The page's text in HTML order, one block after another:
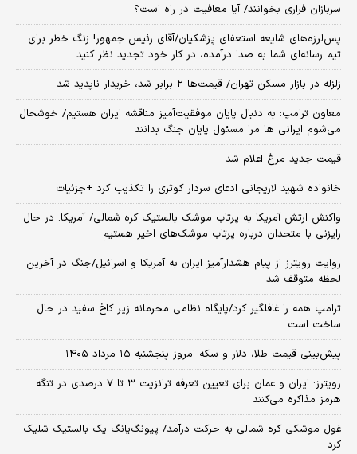
سربازان فراری بخوانند/ آیا معافیت در راه است؟
پس‌لرزه‌های شایعه استعفای پزشکیان/آقای رئیس جمهور! زنگ خطر برای
تیم رسانه‌ای شما به صدا درآمده، در کار خود تجدید نظر کنید
زلزله در بازار مسکن تهران/ قیمت‌ها ۲ برابر شد، خریدار ناپدید شد
معاون ترامپ: به دنبال پایان موفقیت‌آمیز مناقشه ایران هستیم/ خوشحال
می‌شوم ایرانی ها مرا مسئول پایان جنگ بدانند
قیمت جدید مرغ اعلام شد
خانواده شهید لاریجانی ادعای سردار کوثری را تکذیب کرد +جزئیات
واکنش ارتش آمریکا به پرتاب موشک بالستیک کره شمالی/ آمریکا: در حال
رایزنی با متحدان درباره پرتاب موشک‌های اخیر هستیم
روایت رویترز از پیام هشدارآمیز ایران به آمریکا و اسرائیل/جنگ در آخرین
لحظه متوقف شد
ترامپ همه را غافلگیر کرد/پایگاه نظامی محرمانه زیر کاخ سفید در حال
ساخت است
پیش‌بینی قیمت طلا، دلار و سکه امروز پنجشنبه ۱۵ مرداد ۱۴۰۵
رویترز: ایران و عمان برای تعیین تعرفه ترانزیت ۳ تا ۷ درصدی در تنگه
هرمز مذاکره می‌کنند
غول موشکی کره شمالی به حرکت درآمد/ پیونگ‌یانگ یک بالستیک شلیک
کرد